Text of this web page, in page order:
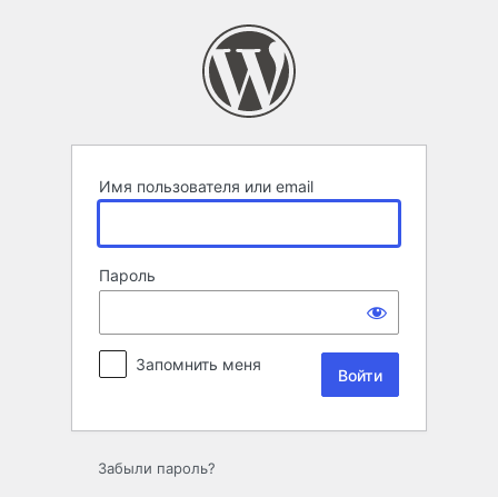
Имя пользователя или email
Пароль
Запомнить меня
Забыли пароль?